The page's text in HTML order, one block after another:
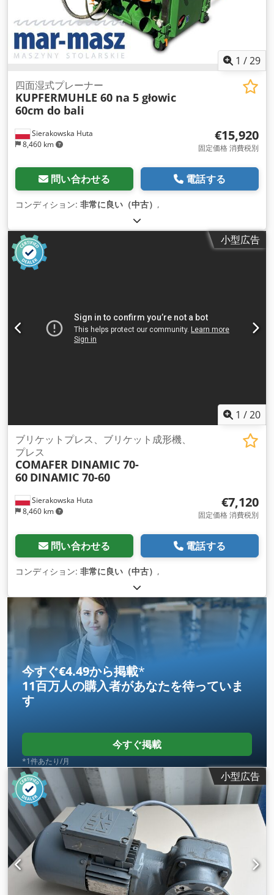
1 /29
Sierakowska Huta
8,460 km
四面湿式プレーナー
KUPFERMUHLE 60 na 5 głowic
60cm do bali
€15,920
固定価格 消費税別
問い合わせる 電話する
コンディション: 非常に良い（中古） ,
小型広告
1 /20
Sierakowska Huta
8,460 km
ブリケットプレス、ブリケット成形機、
プレス
COMAFER DINAMIC 70-
60 DINAMIC 70-60
€7,120
固定価格 消費税別
問い合わせる 電話する
コンディション: 非常に良い（中古） ,
今すぐ€4.49から掲載*
11百万人の購入者があなたを待っていま
す
今すぐ掲載
*1件あたり/月
小型広告